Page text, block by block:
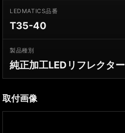
LEDMATICS品番
T35-40
製品種別
純正加工LEDリフレクター
取付画像